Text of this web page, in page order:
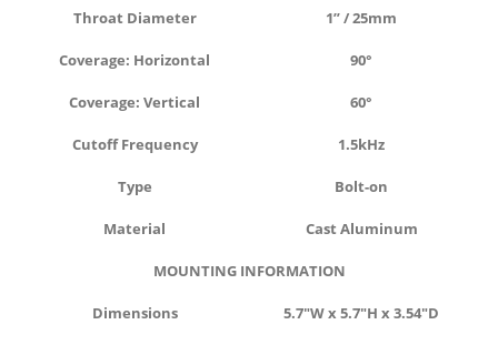
Throat Diameter 1” / 25mm
Coverage: Horizontal 90°
Coverage: Vertical 60°
Cutoff Frequency 1.5kHz
Type Bolt-on
Material Cast Aluminum
MOUNTING INFORMATION
Dimensions 5.7″W x 5.7″H x 3.54″D